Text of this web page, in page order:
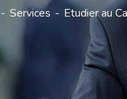
Services Etudier au